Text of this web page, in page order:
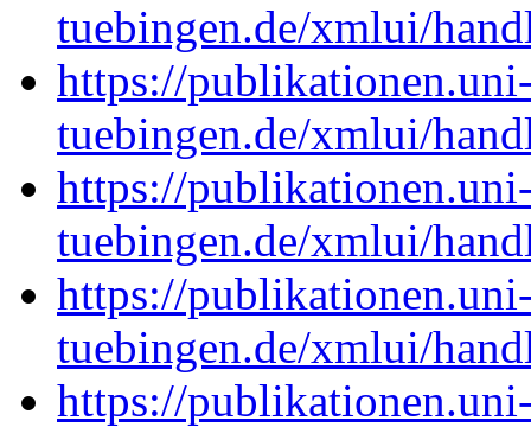
tuebingen.de/xmlui/
https://
tuebingen.de/xmlui/
https://
tuebingen.de/xmlui/
https://
tuebingen.de/xmlui/
https://